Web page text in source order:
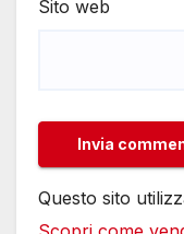
Sito web
Questo sito